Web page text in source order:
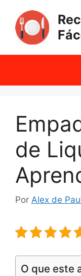
para
conteúdo
de
Por Alex de
O que este